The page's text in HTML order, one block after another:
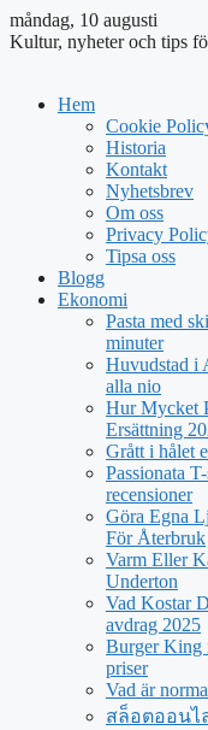
måndag, 10 augusti
Kultur, nyheter och tips
Hem
Cookie
Historia
Kontakt
Nyhetsbrev
Om oss
Privacy
Tipsa oss
Blogg
Ekonomi
Pasta med
minuter
Huvudstad i
alla nio
Hur Mycket
Ersättning
Grått i hålet
Passionata
recensioner
Göra Egna
För Återbruk
Varm Eller
Underton
Vad Kostar
avdrag 2025
Burger King
priser
Vad är
สล็อตออนไล